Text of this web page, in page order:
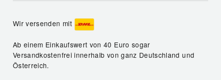
Wir versenden mit
Ab einem Einkaufswert von 40 Euro sogar
Versandkostenfrei innerhalb von ganz Deutschland und
Österreich.